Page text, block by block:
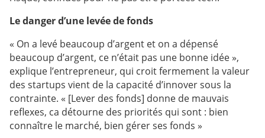
Le danger d’une levée de fonds
« On a levé beaucoup d’argent et on a dépensé
beaucoup d’argent, ce n’était pas une bonne idée »,
explique l’entrepreneur, qui croit fermement la valeur
des startups vient de la capacité d’innover sous la
contrainte. « [Lever des fonds] donne de mauvais
reflexes, ca détourne des priorités qui sont : bien
connaître le marché, bien gérer ses fonds »